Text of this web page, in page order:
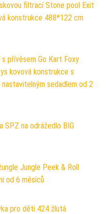
filtrací Stone pool Exit
konstrukce 488*122 cm
přívěsem Go Kart Foxy
kovová konstrukce s
nastavitelným sedadlem od 2
SPZ na odrážedlo BIG
Jungle Peek & Roll
od 6 měsíců
pro děti 424 žlutá